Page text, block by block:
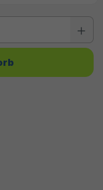
oder benutze die